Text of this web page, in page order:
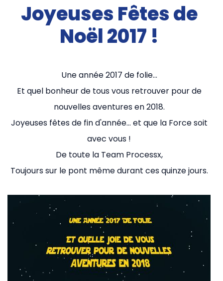
Joyeuses Fêtes de
Noël 2017 !
Une année 2017 de folie…
Et quel bonheur de tous vous retrouver pour de
nouvelles aventures en 2018.
Joyeuses fêtes de fin d'année… et que la Force soit
avec vous !
De toute la Team Processx,
Toujours sur le pont même durant ces quinze jours.